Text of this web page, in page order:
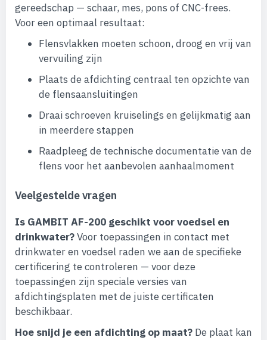
gereedschap — schaar, mes, pons of CNC-frees.
Voor een optimaal resultaat:
Flensvlakken moeten schoon, droog en vrij van
vervuiling zijn
Plaats de afdichting centraal ten opzichte van
de flensaansluitingen
Draai schroeven kruiselings en gelijkmatig aan
in meerdere stappen
Raadpleeg de technische documentatie van de
flens voor het aanbevolen aanhaalmoment
Veelgestelde vragen
Is GAMBIT AF-200 geschikt voor voedsel en
drinkwater?Voor toepassingen in contact met
drinkwater en voedsel raden we aan de specifieke
certificering te controleren — voor deze
toepassingen zijn speciale versies van
afdichtingsplaten met de juiste certificaten
beschikbaar.
Hoe snijd je een afdichting op maat? De plaat kan